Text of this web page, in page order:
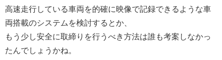
高速走行している車両を的確に映像で記録できるような車
両搭載のシステムを検討するとか、
もう少し安全に取締りを行うべき方法は誰も考案しなかっ
たんでしょうかね。